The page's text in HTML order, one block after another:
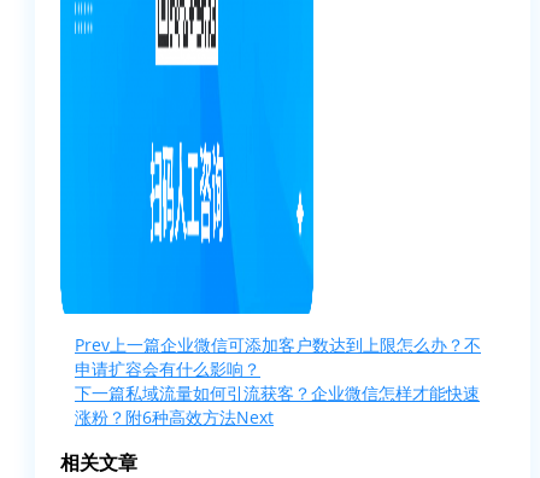
Prev上一篇企业微信可添加客户数达到上限怎么办？不
申请扩容会有什么影响？
下一篇私域流量如何引流获客？企业微信怎样才能快速
涨粉？附6种高效方法Next
相关文章